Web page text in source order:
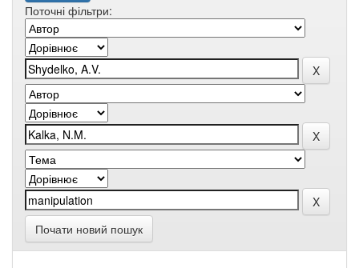
Поточні фільтри:
Почати новий пошук